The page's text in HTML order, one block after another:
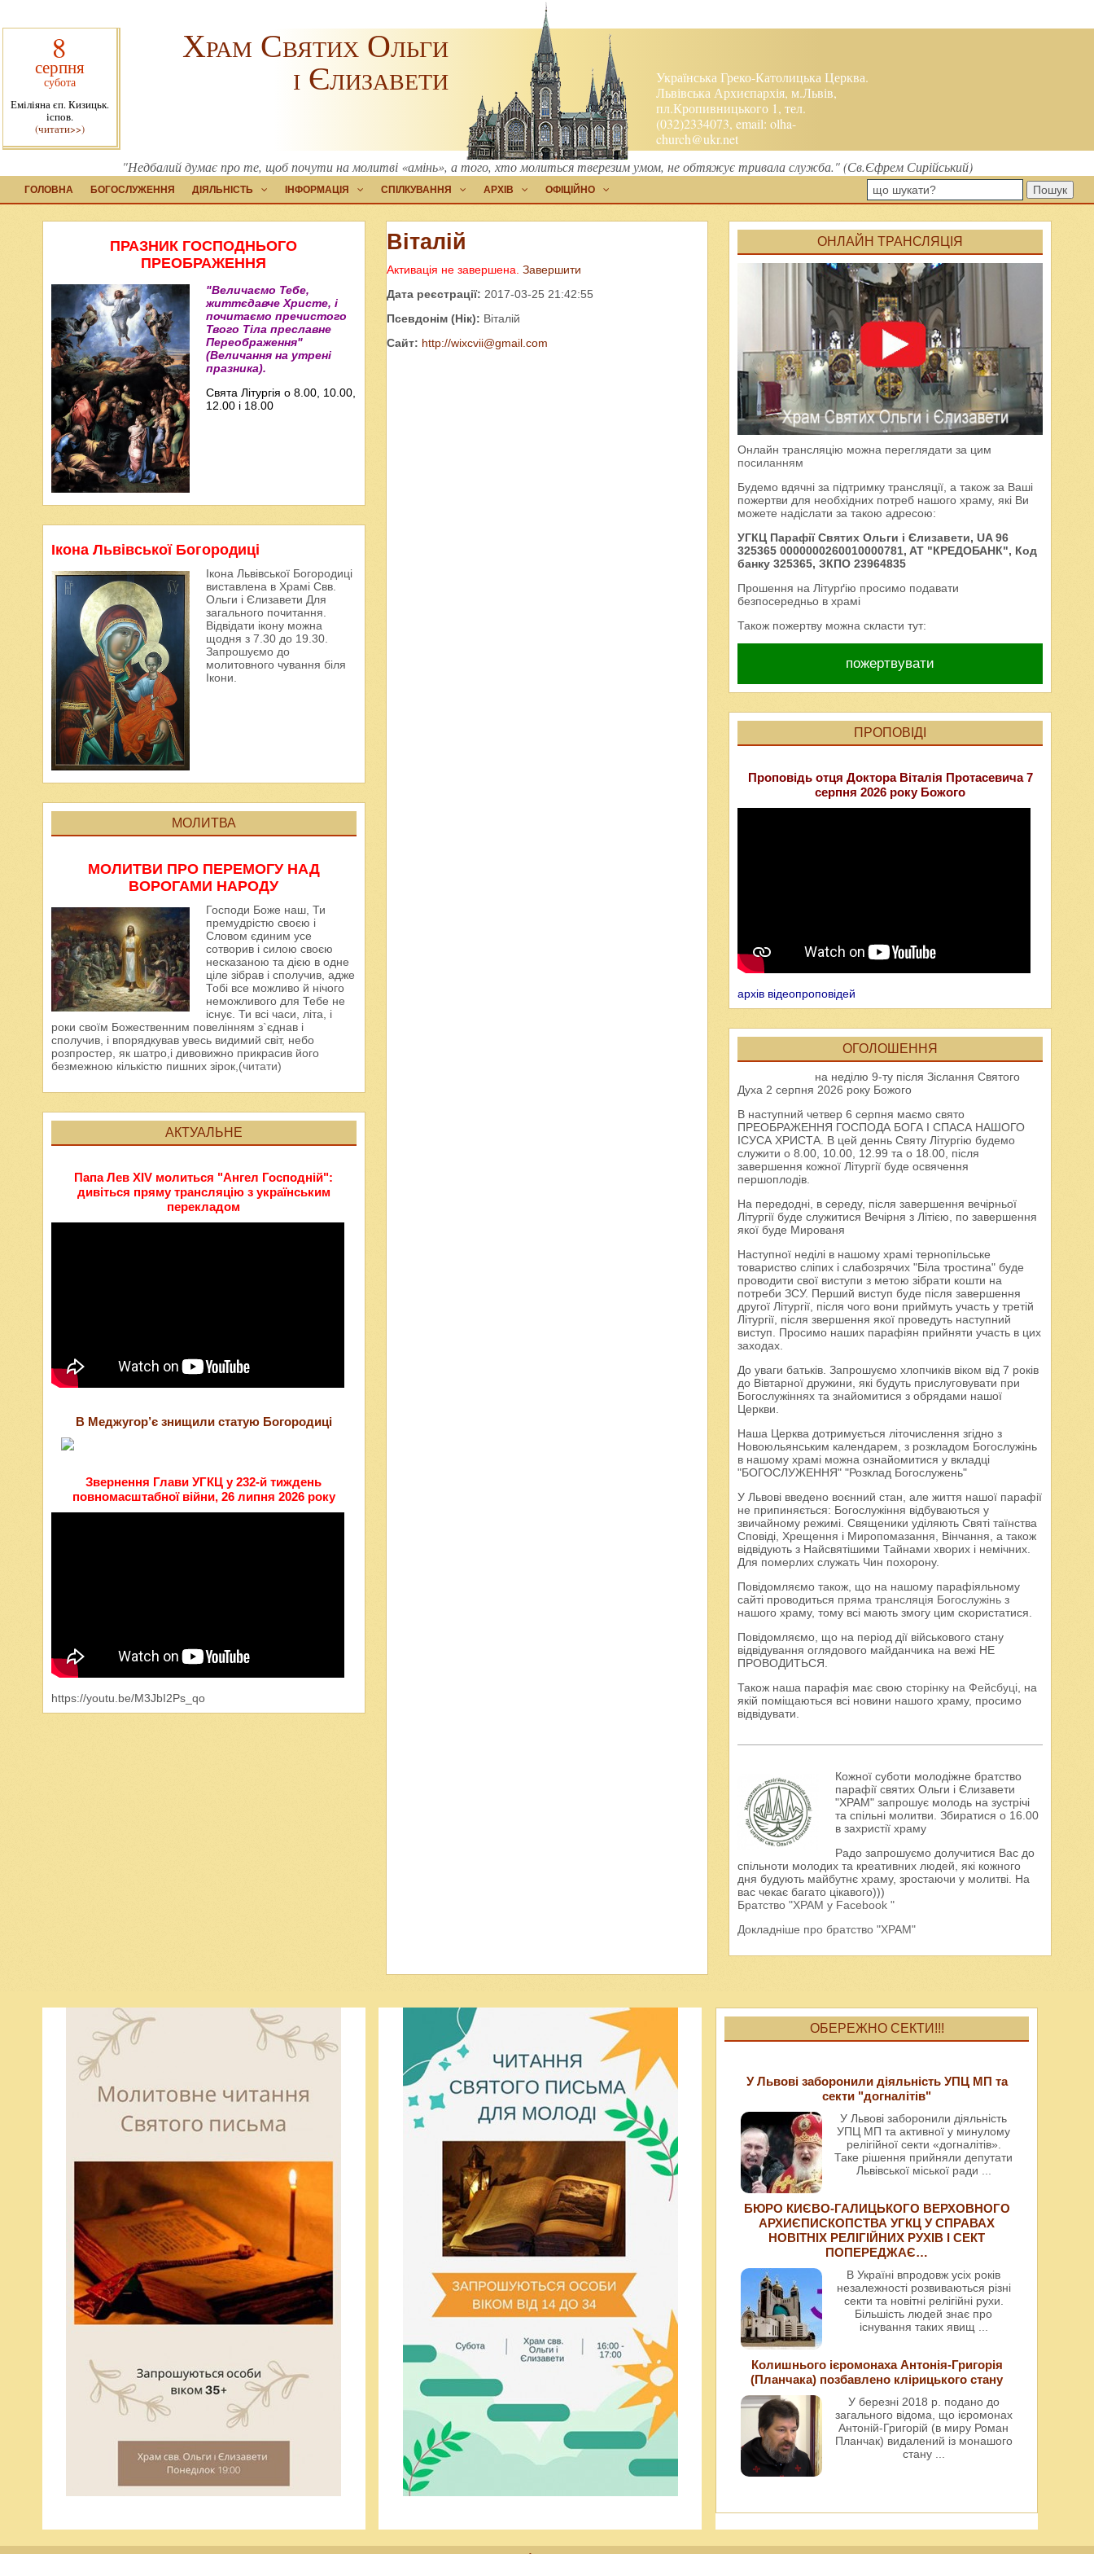
8
серпня
субота
Еміліяна єп. Кизицьк.
іспов.
(читати>>)
Українська Греко-Католицька Церква.
Львівська Архиєпархія, м.Львів,
пл.Кропивницького 1, тел.
(032)2334073, email:olha-
church@ukr.net
Храм Святих Ольги
і Єлизавети
"Недбалий думає про те, щоб почути на молитві «амінь», а того, хто молиться тверезим умом, не обтяжує тривала служба." (Св.Єфрем Сирійський)
ГОЛОВНА БОГОСЛУЖЕННЯ ДІЯЛЬНІСТЬ ІНФОРМАЦІЯ СПІЛКУВАННЯ АРХІВ ОФІЦІЙНО Пошук
ПРАЗНИК ГОСПОДНЬОГО
ПРЕОБРАЖЕННЯ
"Величаємо Тебе,
життєдавче Христе, і
почитаємо пречистого
Твого Тіла преславне
Переображення"
(Величання на утрені
празника).
Свята Літургія о 8.00, 10.00,
12.00 і 18.00
Ікона Львівської Богородиці
Ікона Львівської Богородиці
виставлена в Храмі Свв.
Ольги і Єлизавети Для
загального почитання.
Відвідати ікону можна
щодня з 7.30 до 19.30.
Запрошуємо до
молитовного чування біля
Ікони.
МОЛИТВА
МОЛИТВИ ПРО ПЕРЕМОГУ НАД
ВОРОГАМИ НАРОДУ
Господи Боже наш, Ти
премудрістю своєю і
Словом єдиним усе
сотворив і силою своєю
несказаною та дією в одне
ціле зібрав і сполучив, адже
Тобі все можливо й нічого
неможливого для Тебе не
існує. Ти всі часи, літа, і
роки своїм Божественним повелінням з`єднав і
сполучив, і впорядкував увесь видимий світ, небо
розпростер, як шатро,і дивовижно прикрасив його
безмежною кількістю пишних зірок, (читати)
АКТУАЛЬНЕ
Папа Лев XIV молиться "Ангел Господній":
дивіться пряму трансляцію з українським
перекладом
В Меджугор’є знищили статую Богородиці
Звернення Глави УГКЦ у 232-й тиждень
повномасштабної війни, 26 липня 2026 року
https://youtu.be/M3JbI2Ps_qo
Віталій
Активація не завершена. Завершити
Дата реєстрації: 2017-03-25 21:42:55
Псевдонім (Нік): Віталій
Сайт: http://wixcvii@gmail.com
ОНЛАЙН ТРАНСЛЯЦІЯ
Онлайн трансляцію можна переглядати за цим
посиланням
Будемо вдячні за підтримку трансляції, а також за Ваші
пожертви для необхідних потреб нашого храму, які Ви
можете надіслати за такою адресою:
УГКЦ Парафії Святих Ольги і Єлизавети, UA 96
325365 0000000260010000781, AT "КРЕДОБАНК", Код
банку 325365, ЗКПО 23964835
Прошення на Літурґію просимо подавати
безпосередньо в храмі
Також пожертву можна скласти тут:
пожертвувати
ПРОПОВІДІ
Проповідь отця Доктора Віталія Протасевича 7
серпня 2026 року Божого
архів відеопроповідей
ОГОЛОШЕННЯ
на неділю 9-ту після Зіслання Святого
Духа 2 серпня 2026 року Божого
В наступний четвер 6 серпня маємо свято
ПРЕОБРАЖЕННЯ ГОСПОДА БОГА І СПАСА НАШОГО
ІСУСА ХРИСТА. В цей деннь Святу Літургію будемо
служити о 8.00, 10.00, 12.99 та о 18.00, після
завершення кожної Літургії буде освячення
першоплодів.
На передодні, в середу, після завершення вечірньої
Літургії буде служитися Вечірня з Літією, по завершення
якої буде Мированя
Наступної неділі в нашому храмі тернопільське
товариство сліпих і слабозрячих "Біла тростина" буде
проводити свої виступи з метою зібрати кошти на
потреби ЗСУ. Перший виступ буде після завершення
другої Літургії, після чого вони приймуть участь у третій
Літургії, після звершення якої проведуть наступний
виступ. Просимо наших парафіян прийняти участь в цих
заходах.
До уваги батьків. Запрошуємо хлопчиків віком від 7 років
до Вівтарної дружини, які будуть прислуговувати при
Богослужіннях та знайомитися з обрядами нашої
Церкви.
Наша Церква дотримується літочислення згідно з
Новоюльянським календарем, з розкладом Богослужінь
в нашому храмі можна ознайомитися у вкладці
"БОГОСЛУЖЕННЯ" "Розклад Богослужень"
У Львові введено воєнний стан, але життя нашої парафії
не припиняється: Богослужіння відбуваються у
звичайному режимі. Священики уділяють Святі таїнства
Сповіді, Хрещення і Миропомазання, Вінчання, а також
відвідують з Найсвятішими Тайнами хворих і немічних.
Для померлих служать Чин похорону.
Повідомляємо також, що на нашому парафіяльному
сайті проводиться пряма трансляція Богослужінь з
нашого храму, тому всі мають змогу цим скористатися.
Повідомляємо, що на період дії військового стану
відвідування оглядового майданчика на вежі НЕ
ПРОВОДИТЬСЯ.
Також наша парафія має своюсторінку на Фейсбуці, на
якій поміщаються всі новини нашого храму, просимо
відвідувати.
Кожної суботи молодіжне братство
парафії святих Ольги і Єлизавети
"ХРАМ" запрошує молодь на зустрічі
та спільні молитви. Збиратися о 16.00
в захристії храму
Радо запрошуємо долучитися Вас до
спільноти молодих та креативних людей, які кожного
дня будують майбутнє храму, зростаючи у молитві. На
вас чекає багато цікавого)))
Братство "ХРАМ у Facebook "
Докладніше про братство "ХРАМ"
ОБЕРЕЖНО СЕКТИ!!!
У Львові заборонили діяльність УПЦ МП та
секти "догналітів"
У Львові заборонили діяльність
УПЦ МП та активної у минулому
релігійної секти «догналітів».
Таке рішення прийняли депутати
Львівської міської ради ...
БЮРО КИЄВО-ГАЛИЦЬКОГО ВЕРХОВНОГО
АРХИЄПИСКОПСТВА УГКЦ У СПРАВАХ
НОВІТНІХ РЕЛІГІЙНИХ РУХІВ І СЕКТ
ПОПЕРЕДЖАЄ…
В Україні впродовж усіх років
незалежності розвиваються різні
секти та новітні релігійні рухи.
Більшість людей знає про
існування таких явищ ...
Колишнього ієромонаха Антонія-Григорія
(Планчака) позбавлено клірицького стану
У березні 2018 р. подано до
загального відома, що ієромонах
Антоній-Григорій (в миру Роман
Планчак) видалений із монашого
стану ...